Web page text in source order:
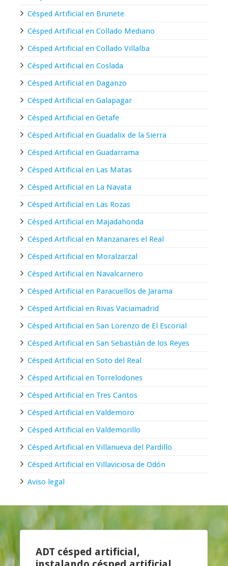
Césped Artificial en Brunete
Césped Artificial en Collado Mediano
Césped Artificial en Collado Villalba
Césped Artificial en Coslada
Césped Artificial en Daganzo
Césped Artificial en Galapagar
Césped Artificial en Getafe
Césped Artificial en Guadalix de la Sierra
Césped Artificial en Guadarrama
Césped Artificial en Las Matas
Césped Artificial en La Navata
Césped Artificial en Las Rozas
Césped Artificial en Majadahonda
Césped Artificial en Manzanares el Real
Césped Artificial en Moralzarzal
Césped Artificial en Navalcarnero
Césped Artificial en Paracuellos de Jarama
Césped Artificial en Rivas Vaciamadrid
Césped Artificial en San Lorenzo de El Escorial
Césped Artificial en San Sebastián de los Reyes
Césped Artificial en Soto del Real
Césped Artificial en Torrelodones
Césped Artificial en Tres Cantos
Césped Artificial en Valdemoro
Césped Artificial en Valdemorillo
Césped Artificial en Villanueva del Pardillo
Césped Artificial en Villaviciosa de Odón
Aviso legal
ADT césped artificial,